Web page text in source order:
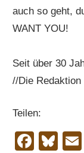
auch so geht,
WANT YOU!
Seit über 30
//Die Redaktion
Teilen: